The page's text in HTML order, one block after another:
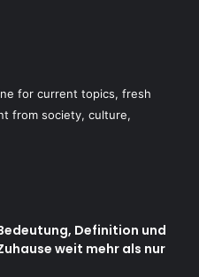
for current topics, fresh
from society, culture,
Definition und
weit mehr als nur